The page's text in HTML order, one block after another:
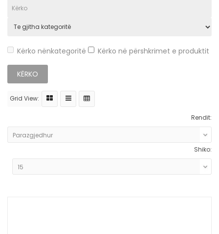
Kërko nënkategoritë Kërko në përshkrimet e produktit
Grid View:
Rendit:
Shiko: